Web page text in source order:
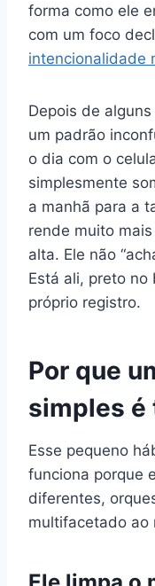
forma como ele
com um foco
intencionalidade
Depois de
um padrão
o dia com o
simplesmente
a manhã para a
rende muito
alta. Ele não
Está ali, preto no
próprio registro.
Por que
simples é
Esse pequeno
funciona porque
diferentes,
multifacetado ao